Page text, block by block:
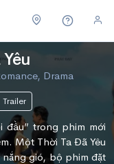
Drama
Trailer
đầu” trong phim mới
Một Thời Ta Đã Yêu
gió, bộ phim đặt